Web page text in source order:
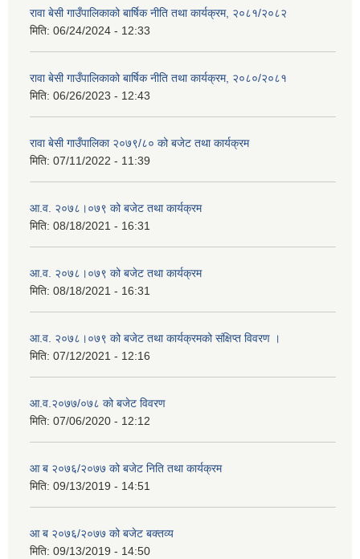
रावा बेसी गाउँपालिकाको बार्षिक नीति तथा कार्यक्रम, २०८१/२०८२
मिति: 06/24/2024 - 12:33
रावा बेसी गाउँपालिकाको बार्षिक नीति तथा कार्यक्रम, २०८०/२०८१
मिति: 06/26/2023 - 12:43
रावा बेसी गाउँपालिका २०७९/८० को बजेट तथा कार्यक्रम
मिति: 07/11/2022 - 11:39
आ.व. २०७८।०७९ को बजेट तथा कार्यक्रम
मिति: 08/18/2021 - 16:31
आ.व. २०७८।०७९ को बजेट तथा कार्यक्रम
मिति: 08/18/2021 - 16:31
आ.व. २०७८।०७९ को बजेट तथा कार्यक्रमको संक्षिप्त विवरण ।
मिति: 07/12/2021 - 12:16
आ.व.२०७७/०७८ को बजेट विवरण
मिति: 07/06/2020 - 12:12
आ ब २०७६/२०७७ को बजेट निति तथा कार्यक्रम
मिति: 09/13/2019 - 14:51
आ ब २०७६/२०७७ को बजेट बक्तव्य
मिति: 09/13/2019 - 14:50